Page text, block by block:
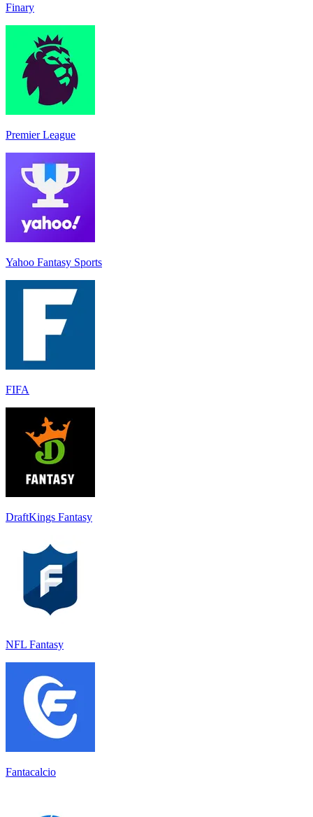
Finary
Premier League
Yahoo Fantasy Sports
FIFA
DraftKings Fantasy
NFL Fantasy
Fantacalcio